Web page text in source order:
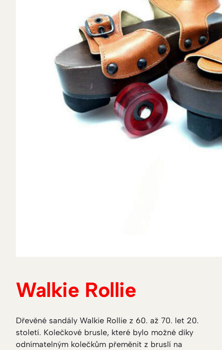
Walkie Rollie
Dřevěné sandály Walkie Rollie z 60. až 70. let 20.
století. Kolečkové brusle, které bylo možné díky
odnímatelným kolečkům přeměnit z bruslí na